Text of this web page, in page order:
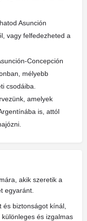
Asunción
vagy felfedezheted a
Concepción
mélyebb
csodáiba.
amelyek
is, attól
akik szeretik a
egyaránt.
és biztonságot kínál,
és izgalmas